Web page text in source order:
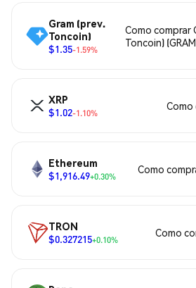
Gram (prev.
Toncoin)
$1.35-1.59%
Como comprar
Toncoin)
XRP
$1.02-1.10%
Como
Ethereum
$1,916.49+0.30%
Como
TRON
$0.327215+0.10%
Como